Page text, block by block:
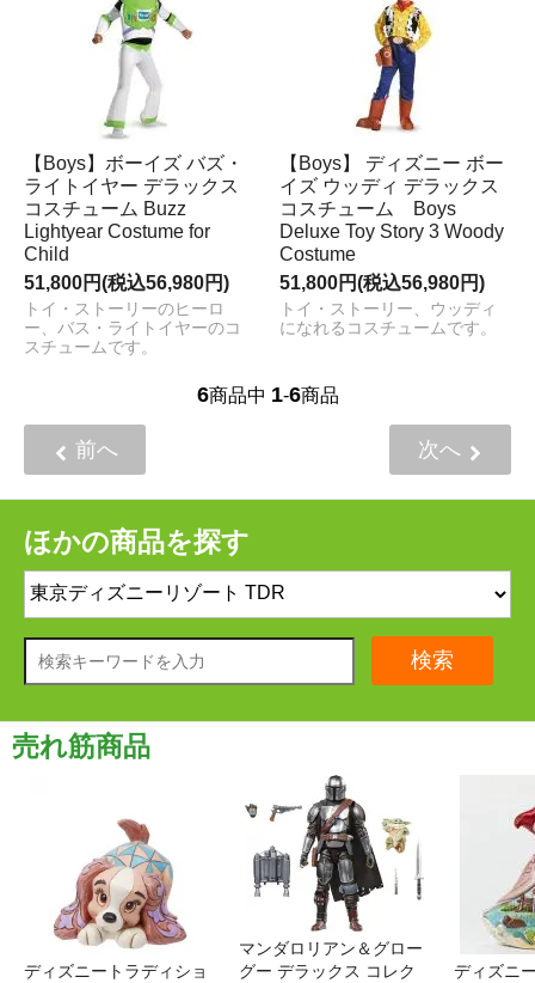
【Boys】ボーイズ バズ・
ライトイヤー デラックス
コスチューム Buzz
Lightyear Costume for
Child
51,800円(税込56,980円)
トイ・ストーリーのヒーロ
ー、バス・ライトイヤーのコ
スチュームです。
【Boys】 ディズニー ボー
イズ ウッディ デラックス
コスチューム Boys
Deluxe Toy Story 3 Woody
Costume
51,800円(税込56,980円)
トイ・ストーリー、ウッディ
になれるコスチュームです。
6商品中 1-6商品
前へ 次へ
ほかの商品を探す
検索
売れ筋商品
ディズニートラディショ
マンダロリアン＆グロー
グー デラックス コレク
ディズニ